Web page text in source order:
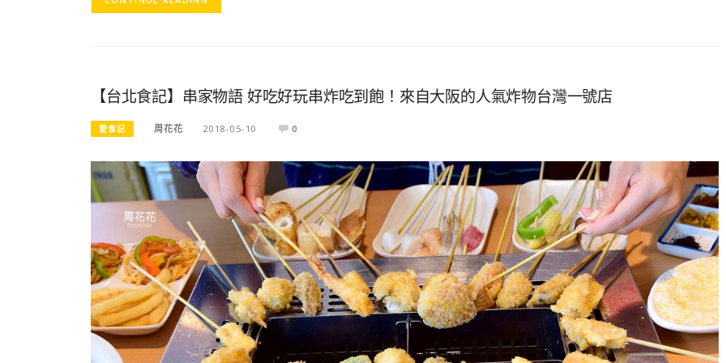
【台北食記】串家物語 好吃好玩串炸吃到飽！來自大阪的人氣炸物台灣一號店
愛食記 周花花 2018-05-10 0